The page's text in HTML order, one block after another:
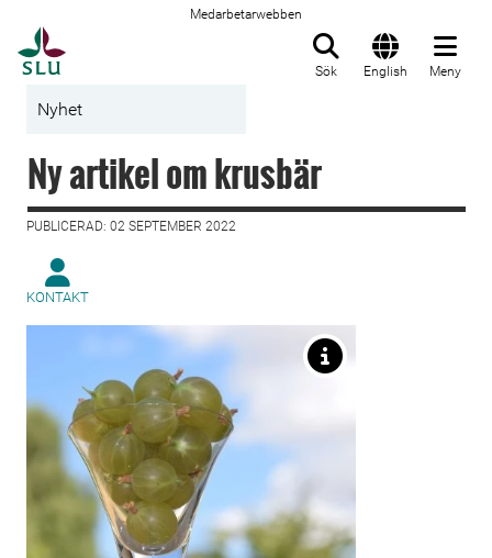
Medarbetarwebben
Sök English Meny
Nyhet
Ny artikel om krusbär
PUBLICERAD: 02 SEPTEMBER 2022
KONTAKT